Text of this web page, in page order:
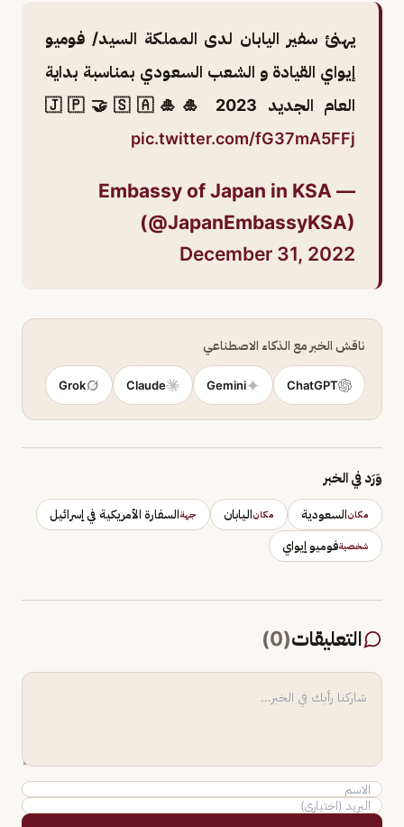
يهنئ سفير اليابان لدى المملكة السيد/ فوميو
إيواي القيادة و الشعب السعودي بمناسبة بداية
العام الجديد 2023 🎍🇯🇵🤝🇸🇦🎍
pic.twitter.com/fG37mA5FFj
— Embassy of Japan in KSA
(@JapanEmbassyKSA)
December 31, 2022
ناقش الخبر مع الذكاء الاصطناعي
ChatGPT
Gemini
Claude
Grok
وَرَد في الخبر
مكانالسعودية مكاناليابان جهةالسفارة الأمريكية في إسرائيل
شخصيةفوميو إيواي
التعليقات(
0
)